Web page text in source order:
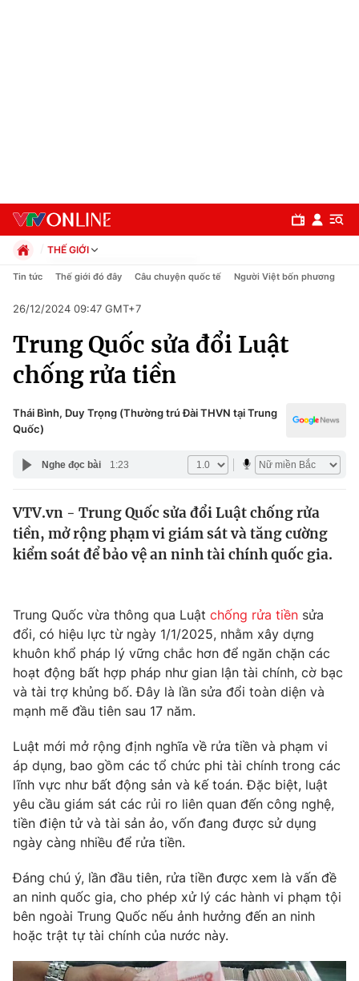
Chuyên mục
Chính trị
Xã hội
Pháp luật
Y tế
Thế giới
Thế giới đó đây
Câu chuyện quốc tế
Tài chính
Thị trường
Góc doanh nghiệp
Dữ liệu và đời sống
Truyền hình
Phim VTV
Hậu trường
Nhân vật
Khán giả
Giải sao mai
Điện ảnh
Âm nhạc
Sao
Đời sống
Du lịch
Làm đẹp
Chất lượng cuộc sống
Giáo dục
Học trực tuyến
Công nghệ
Hitech Công nghệ tương lai
Sản phẩm
Thị trường
Giao lưu trực tuyến
Lịch phát sóng
THẾ GIỚI
Chính trị
Pháp luật
Kinh tế
Thể thao
Truyền hình
Y tế
Công nghệ
Tin tức Thế giới đó đây Câu chuyện quốc tế Người Việt bốn phương
26/12/2024 09:47 GMT+7
Trung Quốc sửa đổi Luật
chống rửa tiền
Thái Bình, Duy Trọng (Thường trú Đài THVN tại Trung
Quốc)
Nghe đọc bài 1:23
VTV.vn - Trung Quốc sửa đổi Luật chống rửa
tiền, mở rộng phạm vi giám sát và tăng cường
kiểm soát để bảo vệ an ninh tài chính quốc gia.
Trung Quốc vừa thông qua Luật chống rửa tiền sửa
đổi, có hiệu lực từ ngày 1/1/2025, nhằm xây dựng
khuôn khổ pháp lý vững chắc hơn để ngăn chặn các
hoạt động bất hợp pháp như gian lận tài chính, cờ bạc
và tài trợ khủng bố. Đây là lần sửa đổi toàn diện và
mạnh mẽ đầu tiên sau 17 năm.
Luật mới mở rộng định nghĩa về rửa tiền và phạm vi
áp dụng, bao gồm các tổ chức phi tài chính trong các
lĩnh vực như bất động sản và kế toán. Đặc biệt, luật
yêu cầu giám sát các rủi ro liên quan đến công nghệ,
tiền điện tử và tài sản ảo, vốn đang được sử dụng
ngày càng nhiều để rửa tiền.
Đáng chú ý, lần đầu tiên, rửa tiền được xem là vấn đề
an ninh quốc gia, cho phép xử lý các hành vi phạm tội
bên ngoài Trung Quốc nếu ảnh hưởng đến an ninh
hoặc trật tự tài chính của nước này.